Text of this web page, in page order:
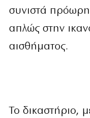
συνιστά πρόωρη
απλώς στην
αισθήματος.
Το δικαστήριο,